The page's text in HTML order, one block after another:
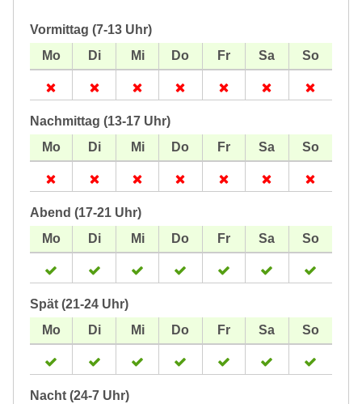
Vormittag (7-13 Uhr)
Nachmittag (13-17 Uhr)
Abend (17-21 Uhr)
Spät (21-24 Uhr)
Nacht (24-7 Uhr)